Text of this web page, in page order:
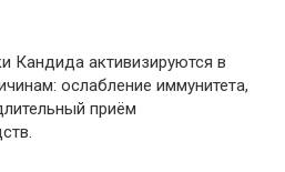
Кандида активизируются в
ослабление иммунитета,
приём